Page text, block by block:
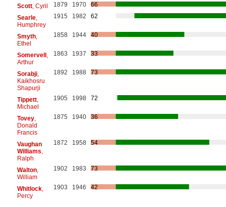
Scott, Cyril 1879 1970
66
Searle,
Humphrey
1915 1982 62
Smyth,
Ethel
1858 1944 40
Somervell,
Arthur
1863 1937 33
Sorabji,
Kaikhosru
Shapurji
1892 1988 73
Tippett,
Michael
1905 1998 72
Tovey,
Donald
Francis
1875 1940 36
Vaughan
Williams
Ralph
1872 1958 54
Walton,
William
1902 1983 73
Whitlock,
Percy
1903 1946 42